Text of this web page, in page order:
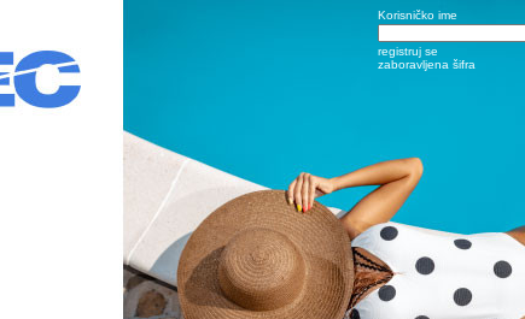
Korisničko ime
registruj se
zaboravljena šifra